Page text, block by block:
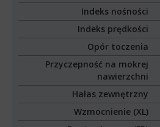
Indeks nośności
Indeks prędkości
Opór toczenia
Przyczepność na mokrej
nawierzchni
Hałas zewnętrzny
Wzmocnienie (XL)